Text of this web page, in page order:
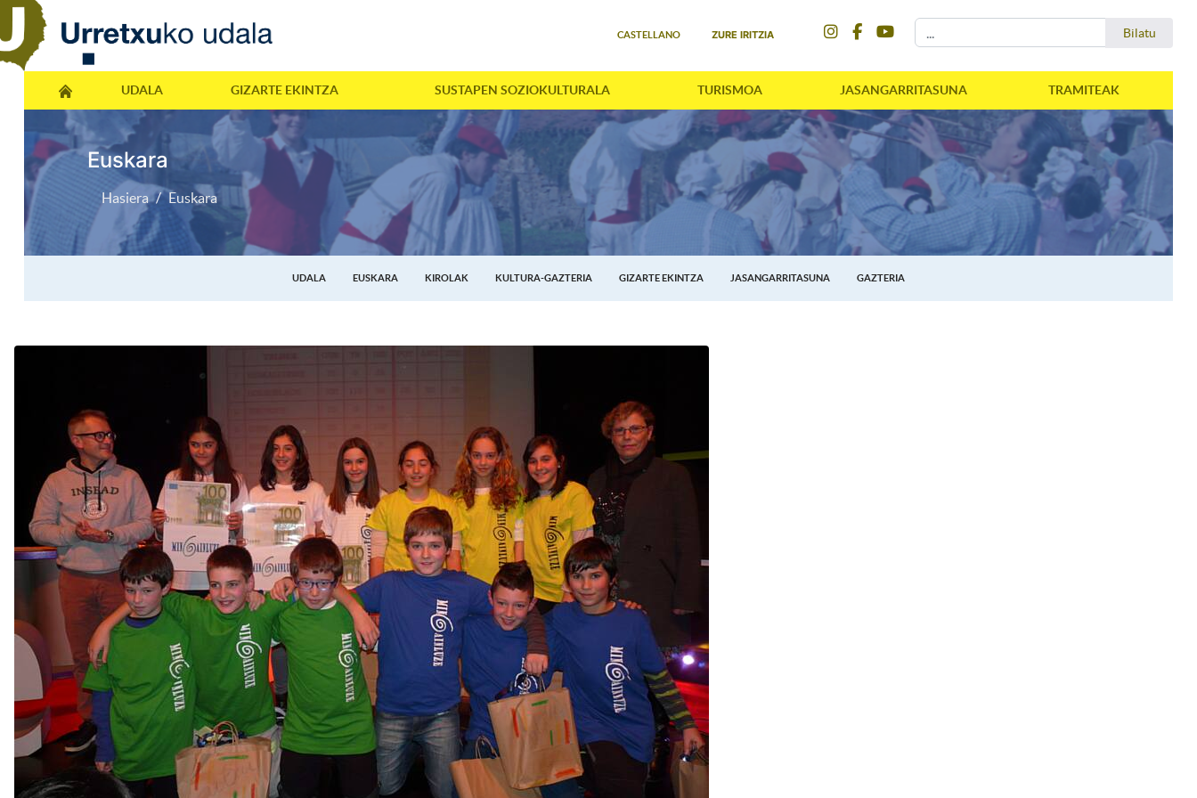
CASTELLANO ZURE IRITZIA Bilatu
UDALA GIZARTE EKINTZA SUSTAPEN SOZIOKULTURALA TURISMOA JASANGARRITASUNA TRAMITEAK
Euskara
Hasiera Euskara
UDALA EUSKARA KIROLAK KULTURA-GAZTERIA GIZARTE EKINTZA JASANGARRITASUNA GAZTERIA